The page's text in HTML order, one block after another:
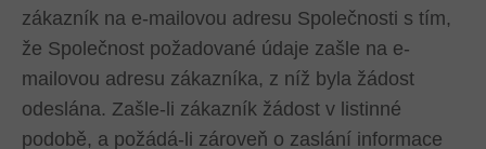
zákazník na e-mailovou adresu Společnosti s tím,
že Společnost požadované údaje zašle na e-
mailovou adresu zákazníka, z níž byla žádost
odeslána. Zašle-li zákazník žádost v listinné
podobě, a požádá-li zároveň o zaslání informace